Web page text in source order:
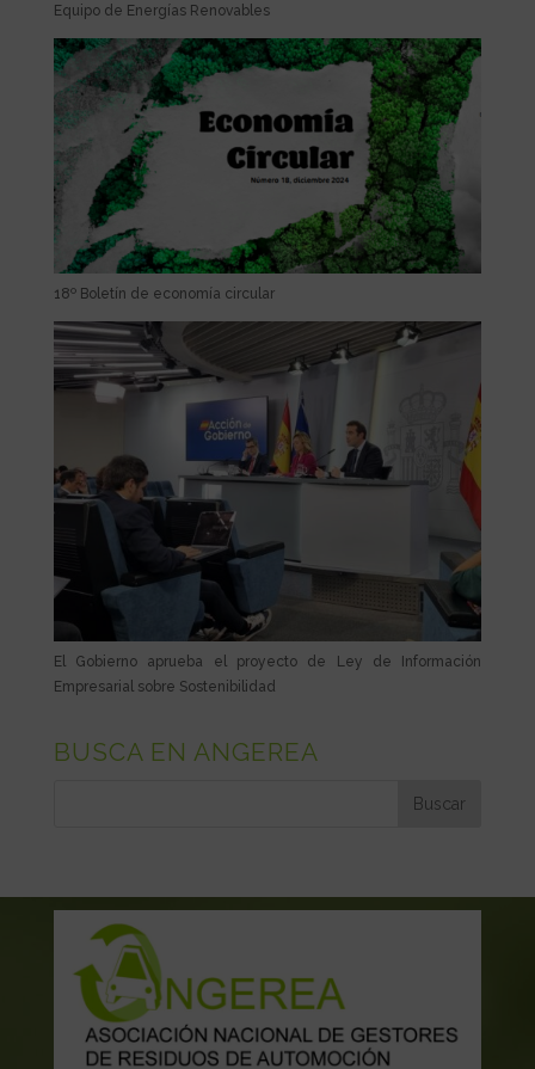
Equipo de Energías Renovables
18º Boletín de economía circular
El Gobierno aprueba el proyecto de Ley de Información
Empresarial sobre Sostenibilidad
BUSCA EN ANGEREA